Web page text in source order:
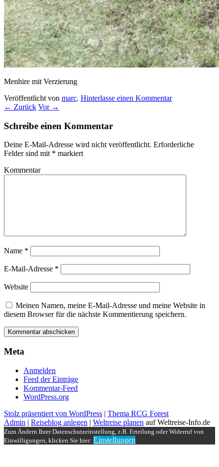
Menhire mit Verzierung
Veröffentlicht von marc. Hinterlasse einen Kommentar
← Zurück Vor →
Schreibe einen Kommentar
Deine E-Mail-Adresse wird nicht veröffentlicht. Erforderliche
Felder sind mit * markiert
Kommentar
Name *
E-Mail-Adresse *
Website
Meinen Namen, meine E-Mail-Adresse und meine Website in
diesem Browser für die nächste Kommentierung speichern.
Meta
Anmelden
Feed der Einträge
Kommentar-Feed
WordPress.org
Stolz präsentiert von WordPress | Thema RCG Forest
Admin | Reiseblog anlegen | Weltreise planen auf Weltreise-Info.de
Zum Ändern Ihrer Datenschutzeinstellung, z.B. Erteilung oder Widerruf von
Einwilligungen, klicken Sie hier: Einstellungen